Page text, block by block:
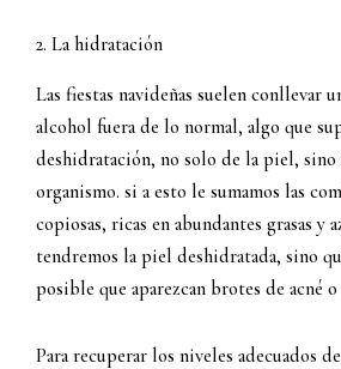
2. La hidratación
Las fiestas navideñas suelen conllevar
alcohol fuera de lo normal, algo que
deshidratación, no solo de la piel,
organismo. si a esto le sumamos las
copiosas, ricas en abundantes grasas y
tendremos la piel deshidratada, sino
posible que aparezcan brotes de acné o
Para recuperar los niveles adecuados